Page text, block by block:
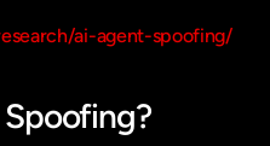
ai-agent-spoofing/